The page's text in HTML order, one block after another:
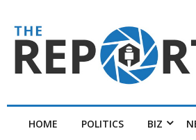
HOME POLITICS BIZ